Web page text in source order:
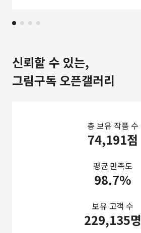
신뢰할 수 있는,
그림구독 오픈갤러리
총 보유 작품 수
74,191점
평균 만족도
98.7%
보유 고객 수
229,135명